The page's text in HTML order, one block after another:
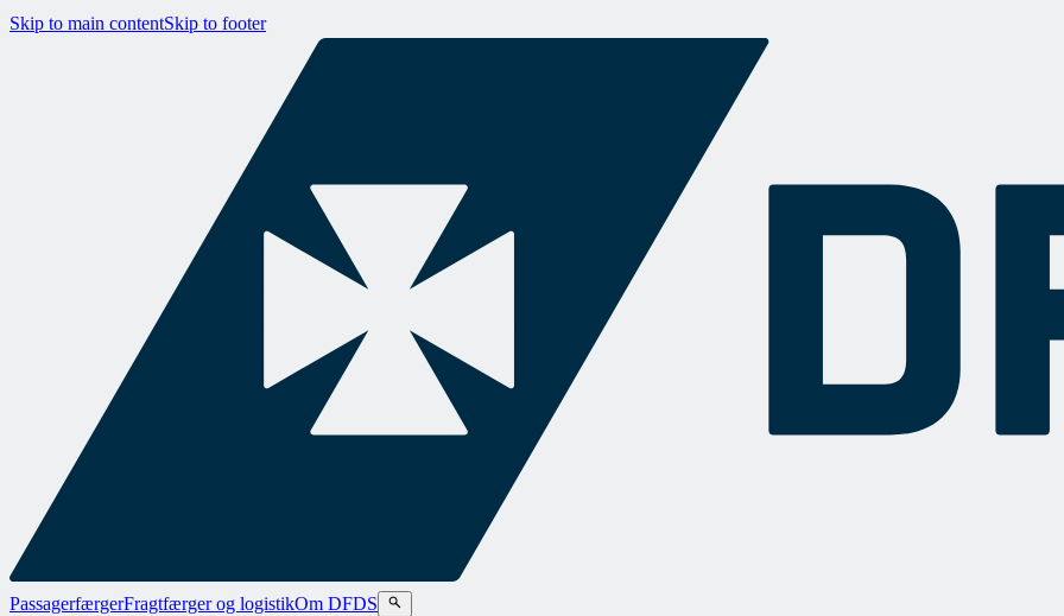
Skip to main contentSkip to footer
PassagerfærgerFragtfærger og logistikOm DFDS